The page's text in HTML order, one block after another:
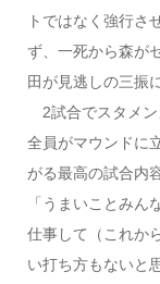
トではなく強行さ
ず、一死から森が
田が見逃しの三振
2試合でスタメン
全員がマウンドに
がる最高の試合内
「うまいことみん
仕事して（これか
い打ち方もないと